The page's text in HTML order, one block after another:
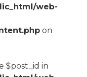
web-
on
$post_id in